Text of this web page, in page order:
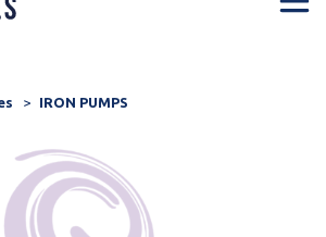
IRON PUMPS